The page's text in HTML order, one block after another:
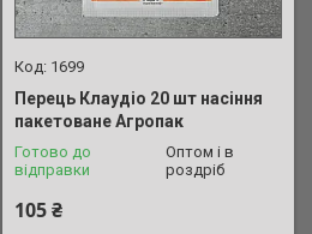
1699
Перець Клаудіо 20 шт насіння
пакетоване Агропак
Готово до
відправки
Оптом і в
роздріб
105 ₴